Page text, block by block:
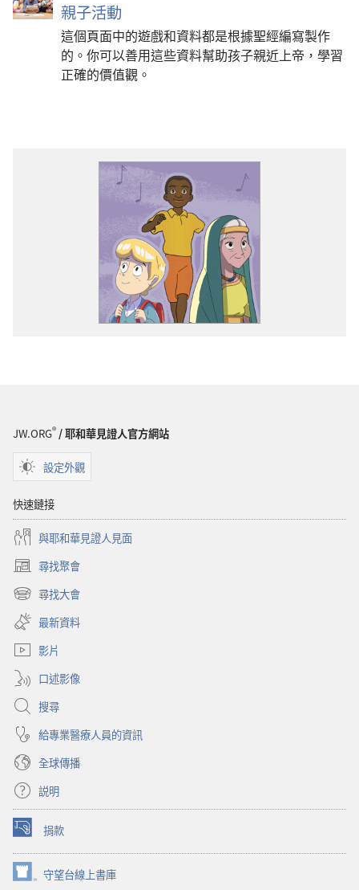
親子活動
這個頁面中的遊戲和資料都是根據聖經編寫製作
的。你可以善用這些資料幫助孩子親近上帝，學習
正確的價值觀。
JW.ORG®/ 耶和華見證人官方網站
設定外觀
快速鏈接
與耶和華見證人見面
尋找聚會
（開
啟
新
視
窗）
尋找大會
（開
啟
新
視
最新資料
影片
口述影像
搜尋
給專業醫療人員的資訊
全球傳播
説明
捐款
（開
啟
新
視
守望台線上書庫
（開